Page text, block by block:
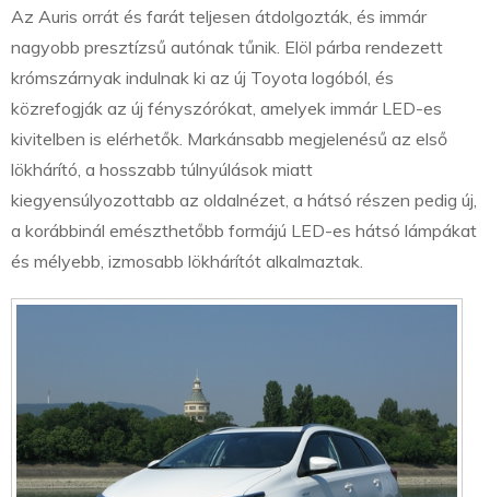
Az Auris orrát és farát teljesen átdolgozták, és immár
nagyobb presztízsű autónak tűnik. Elöl párba rendezett
krómszárnyak indulnak ki az új Toyota logóból, és
közrefogják az új fényszórókat, amelyek immár LED-es
kivitelben is elérhetők. Markánsabb megjelenésű az első
lökhárító, a hosszabb túlnyúlások miatt
kiegyensúlyozottabb az oldalnézet, a hátsó részen pedig új,
a korábbinál emészthetőbb formájú LED-es hátsó lámpákat
és mélyebb, izmosabb lökhárítót alkalmaztak.